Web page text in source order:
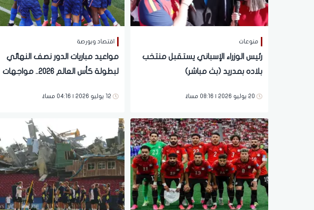
منوعات
رئيس الوزراء الإسباني يستقبل منتخب
بلاده بمدريد (بث مباشر)
20 يوليو 2026 | 08:16 مساءً
اقتصاد وبورصة
مواعيد مباريات الدور نصف النهائي
لبطولة كأس العالم 2026.. مواجهات
12 يوليو 2026 | 04:16 مساءً